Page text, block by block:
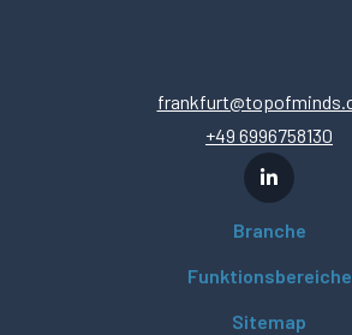
+49 6996758130
Branche
Funktionsbereiche
Sitemap